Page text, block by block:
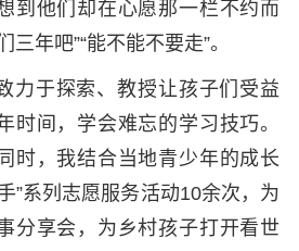
到他们却在心愿那一栏不约而
三年吧”“能不能不要走”。
力于探索、教授让孩子们受益
时间，学会难忘的学习技巧。
时，我结合当地青少年的成长
”系列志愿服务活动10余次，为
分享会，为乡村孩子打开看世